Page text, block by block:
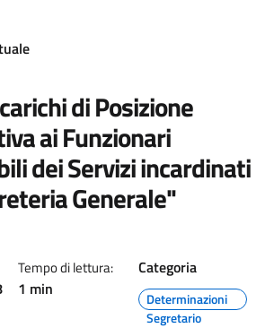
di Posizione
ai Funzionari
dei Servizi incardinati
Generale"
Tempo di lettura:
1 min
Categoria
Determinazioni
Segretario